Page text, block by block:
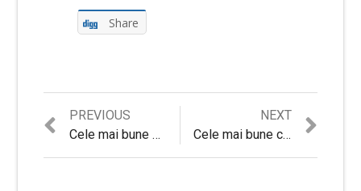
Share
Navigare
PREVIOUS
Previous
post:
Cele mai bune calorifere electrice – Ghid de cumparaturi si Recomandari
NEXT
post:
Cele mai bune convectoare electrice – Recomandari si Sfaturi utile